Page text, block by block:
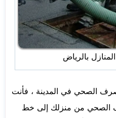
بالرياض
الصحي في المدينة ، فأنت
من منزلك إلى خط